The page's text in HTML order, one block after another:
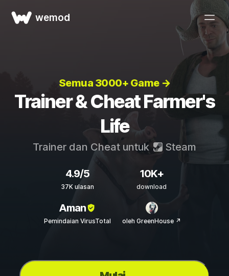
wemod
Semua 3000+ Game →
Trainer & Cheat Farmer's
Life
Trainer dan Cheat untuk Steam
4.9/5
37K ulasan
10K+
download
Aman
Pemindaian VirusTotal oleh GreenHouse ↗